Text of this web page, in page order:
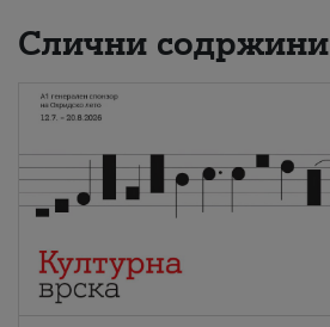
Слични содржини